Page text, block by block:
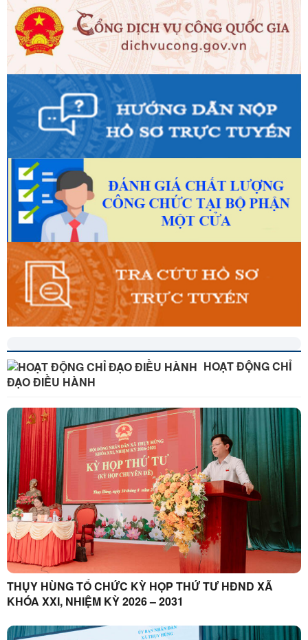
HOẠT ĐỘNG CHỈ
ĐẠO ĐIỀU HÀNH
THỤY HÙNG TỔ CHỨC KỲ HỌP THỨ TƯ HĐND XÃ
KHÓA XXI, NHIỆM KỲ 2026 – 2031